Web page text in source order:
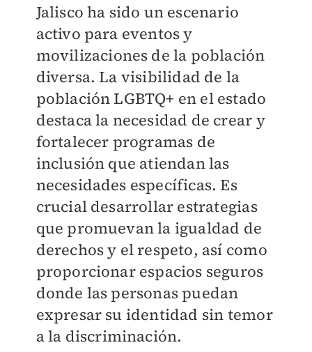
Jalisco ha sido un escenario
activo para eventos y
movilizaciones de la población
diversa. La visibilidad de la
población LGBTQ+ en el estado
destaca la necesidad de crear y
fortalecer programas de
inclusión que atiendan las
necesidades específicas. Es
crucial desarrollar estrategias
que promuevan la igualdad de
derechos y el respeto, así como
proporcionar espacios seguros
donde las personas puedan
expresar su identidad sin temor
a la discriminación.